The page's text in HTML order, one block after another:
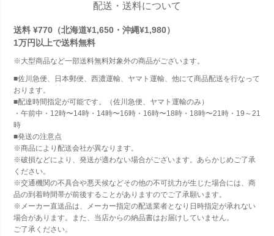
配送・送料について
送料 ¥770（北海道¥1,650・沖縄¥1,980）
1万円以上で送料無料
※大型商品など一部送料無料対象外の商品がございます。
■佐川急便、日本郵便、西濃運輸、ヤマト運輸、他にて商品配送を行なって
おります。
■配達時間指定が可能です。（佐川急便、ヤマト運輸のみ）
・午前中・12時〜14時・14時〜16時・16時〜18時・18時〜21時・19～21
時
■発送の注意点
※商品により配送会社が異なります。
※破損などにより、発送が適わない場合がございます。あらかじめご了承
ください。
※交通機関の不具合や悪天候などその他の不可抗力が生じた場合には、商
品の到着時間帯が前後することがありますのでご了承願います。
※メーカー直送品は、メーカー指定の配送業者となり日時指定が承れない
場合があります。また、当店からの納品書はお届けしていません。
ご了承ください。